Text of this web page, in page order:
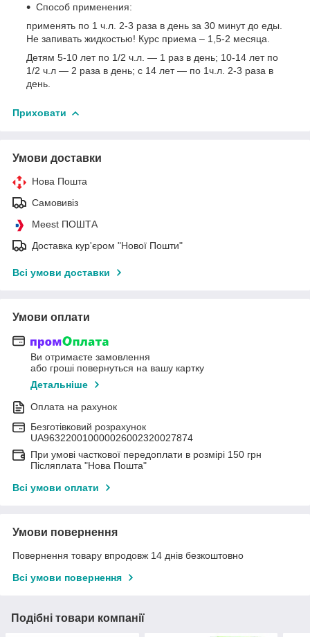
Cпособ применения:
применять по 1 ч.л. 2-3 раза в день за 30 минут до еды.
Не запивать жидкостью! Курс приема – 1,5-2 месяца.
Детям 5-10 лет по 1/2 ч.л. — 1 раз в день; 10-14 лет по
1/2 ч.л — 2 раза в день; с 14 лет — по 1ч.л. 2-3 раза в
день.
Приховати
Умови доставки
Нова Пошта
Самовивіз
Meest ПОШТА
Доставка кур'єром "Нової Пошти"
Всі умови доставки
Умови оплати
Ви отримаєте замовлення
або гроші повернуться на вашу картку
Детальніше
Оплата на рахунок
Безготівковий розрахунок
UA963220010000026002320027874
При умові часткової передоплати в розмірі 150 грн
Післяплата "Нова Пошта"
Всі умови оплати
Умови повернення
Повернення товару впродовж 14 днів безкоштовно
Всі умови повернення
Подібні товари компанії